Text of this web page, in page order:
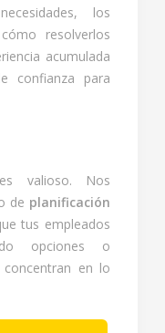
los
resolverlos
acumulada
confianza para
valioso. Nos
de planificación
tus empleados
opciones o
concentran en lo